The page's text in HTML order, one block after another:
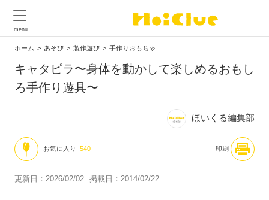
ホーム あそび 製作遊び 手作りおもちゃ
キャタピラ〜身体を動かして楽しめるおもし
ろ手作り遊具〜
ほいくる編集部
お気に入り 540 印刷
更新日：2026/02/02 掲載日：2014/02/22